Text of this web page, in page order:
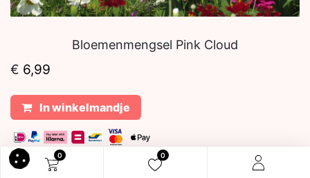
0 0
Bloemenmengsel Pink Cloud
€ 6,99
In winkelmandje
Tags: